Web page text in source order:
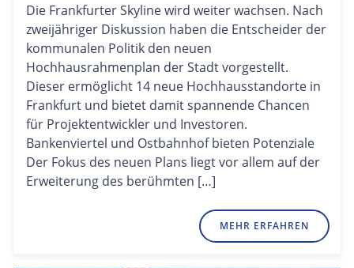
Die Frankfurter Skyline wird weiter wachsen. Nach
zweijähriger Diskussion haben die Entscheider der
kommunalen Politik den neuen
Hochhausrahmenplan der Stadt vorgestellt.
Dieser ermöglicht 14 neue Hochhausstandorte in
Frankfurt und bietet damit spannende Chancen
für Projektentwickler und Investoren.
Bankenviertel und Ostbahnhof bieten Potenziale
Der Fokus des neuen Plans liegt vor allem auf der
Erweiterung des berühmten […]
MEHR ERFAHREN